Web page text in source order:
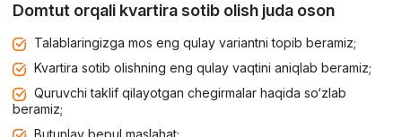
Domtut orqali kvartira sotib olish juda oson
Talablaringizga mos eng qulay variantni topib beramiz;
Kvartira sotib olishning eng qulay vaqtini aniqlab beramiz;
Quruvchi taklif qilayotgan chegirmalar haqida so‘zlab
beramiz;
Butunlay bepul maslahat;